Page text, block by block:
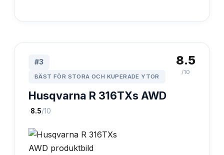
#3
BÄST FÖR STORA OCH KUPERADE YTOR
Husqvarna R 316TXs AWD
·8.5/10
8.5
/10